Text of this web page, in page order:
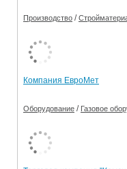
Производство /
Компания ЕвроМет
Оборудование / Газовое